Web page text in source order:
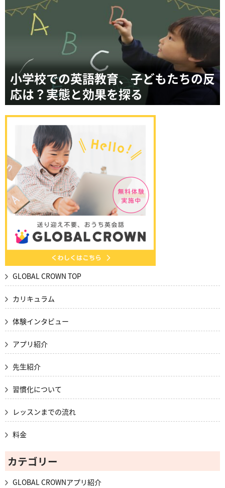
小学校での英語教育、子どもたちの反
応は？実態と効果を探る
GLOBAL CROWN TOP
カリキュラム
体験インタビュー
アプリ紹介
先生紹介
習慣化について
レッスンまでの流れ
料金
カテゴリー
GLOBAL CROWNアプリ紹介